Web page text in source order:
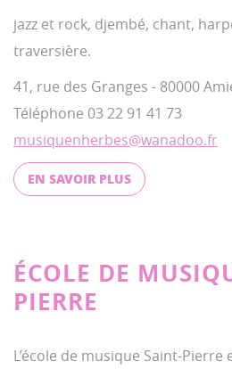
jazz et rock, djembé, chant,
traversière.
41, rue des Granges - 80000
Téléphone 03 22 91 41 73
musiquenherbes@wanadoo.fr
EN SAVOIR PLUS
ÉCOLE DE
PIERRE
L’école de musique Saint-